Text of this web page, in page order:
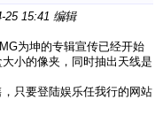
25 15:41 编辑
为坤的专辑宣传已经开始
小的像夹，同时抽出天线是
只要登陆娱乐任我行的网站